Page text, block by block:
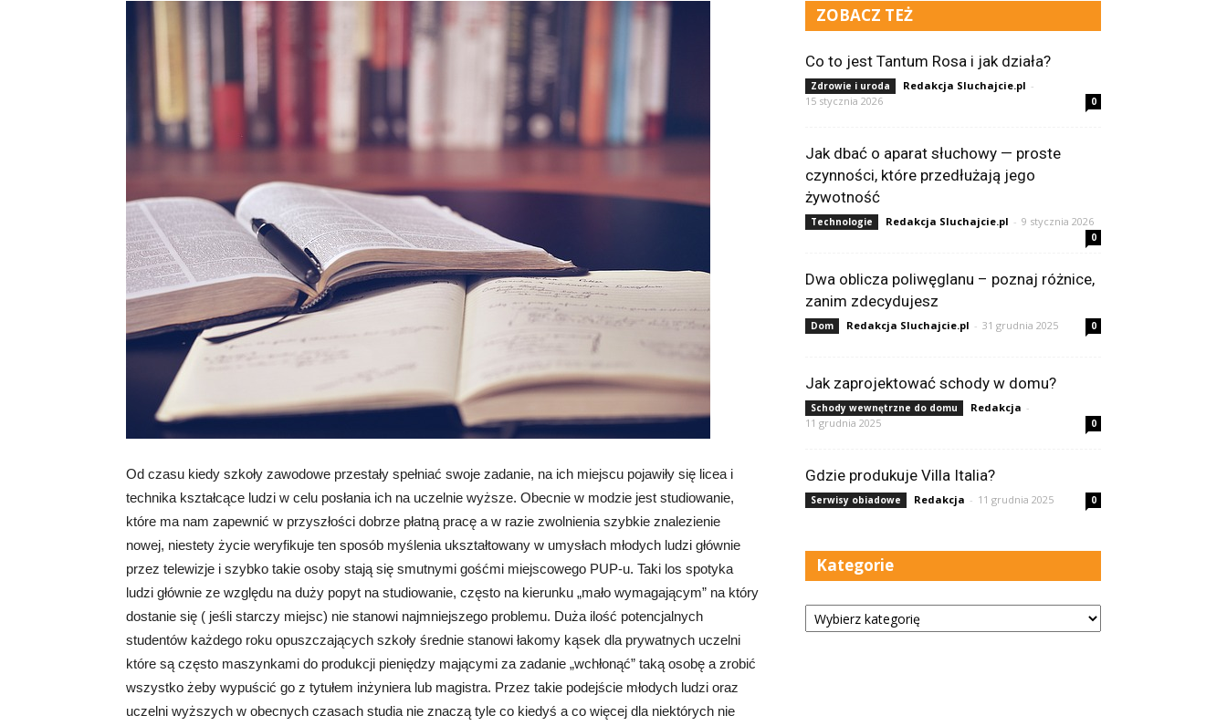
Od czasu kiedy szkoły zawodowe przestały spełniać swoje zadanie, na ich miejscu pojawiły się licea i
technika kształcące ludzi w celu posłania ich na uczelnie wyższe. Obecnie w modzie jest studiowanie,
które ma nam zapewnić w przyszłości dobrze płatną pracę a w razie zwolnienia szybkie znalezienie
nowej, niestety życie weryfikuje ten sposób myślenia ukształtowany w umysłach młodych ludzi głównie
przez telewizje i szybko takie osoby stają się smutnymi gośćmi miejscowego PUP-u. Taki los spotyka
ludzi głównie ze względu na duży popyt na studiowanie, często na kierunku „mało wymagającym” na który
dostanie się ( jeśli starczy miejsc) nie stanowi najmniejszego problemu. Duża ilość potencjalnych
studentów każdego roku opuszczających szkoły średnie stanowi łakomy kąsek dla prywatnych uczelni
które są często maszynkami do produkcji pieniędzy mającymi za zadanie „wchłonąć” taką osobę a zrobić
wszystko żeby wypuścić go z tytułem inżyniera lub magistra. Przez takie podejście młodych ludzi oraz
uczelni wyższych w obecnych czasach studia nie znaczą tyle co kiedyś a co więcej dla niektórych nie
ZOBACZ TEŻ
Co to jest Tantum Rosa i jak działa?
Zdrowie i uroda Redakcja Sluchajcie.pl -
15 stycznia 2026
0
Jak dbać o aparat słuchowy — proste
czynności, które przedłużają jego
żywotność
Technologie Redakcja Sluchajcie.pl - 9 stycznia 2026
0
Dwa oblicza poliwęglanu – poznaj różnice,
zanim zdecydujesz
Dom Redakcja Sluchajcie.pl - 31 grudnia 2025 0
Jak zaprojektować schody w domu?
Schody wewnętrzne do domu Redakcja -
11 grudnia 2025
0
Gdzie produkuje Villa Italia?
Serwisy obiadowe Redakcja - 11 grudnia 2025 0
Kategorie
Kategorie